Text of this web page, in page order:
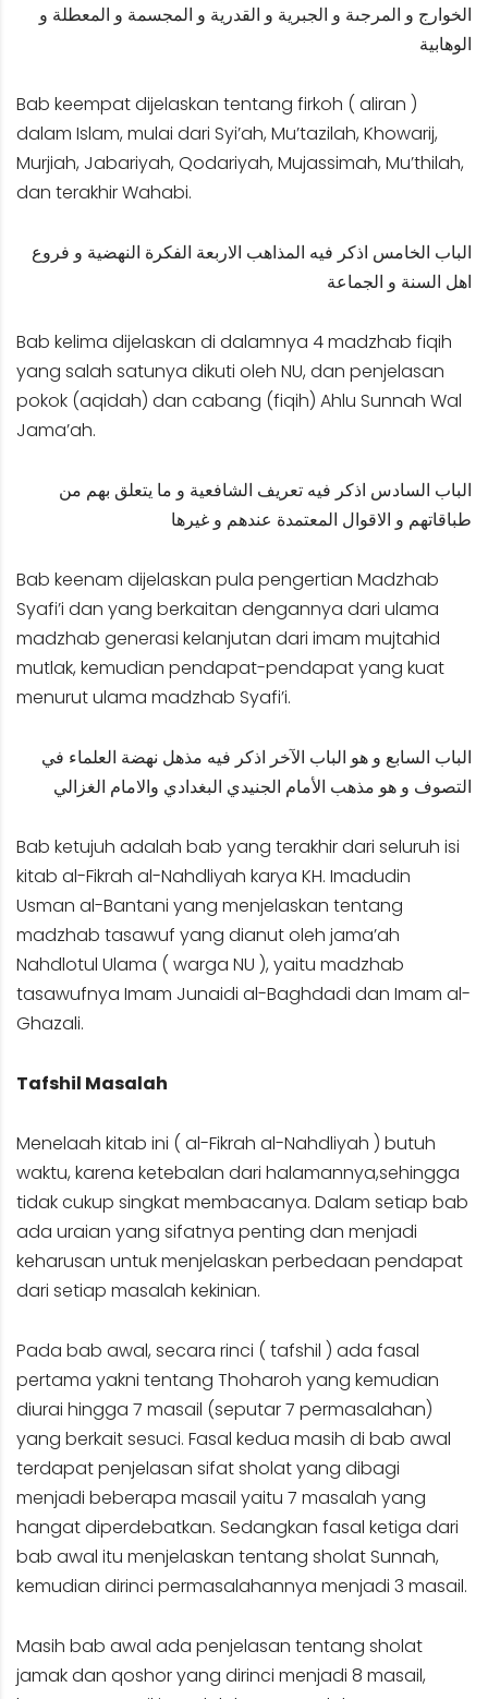
الخوارج و المرجىة و الجبرية و القدرية و المجسمة و المعطلة و
الوهابية
Bab keempat dijelaskan tentang firkoh ( aliran )
dalam Islam, mulai dari Syi’ah, Mu’tazilah, Khowarij,
Murjiah, Jabariyah, Qodariyah, Mujassimah, Mu’thilah,
dan terakhir Wahabi.
الباب الخامس اذكر فيه المذاهب الاربعة الفكرة النهضية و فروع
اهل السنة و الجماعة
Bab kelima dijelaskan di dalamnya 4 madzhab fiqih
yang salah satunya dikuti oleh NU, dan penjelasan
pokok (aqidah) dan cabang (fiqih) Ahlu Sunnah Wal
Jama’ah.
الباب السادس اذكر فيه تعريف الشافعية و ما يتعلق بهم من
طباقاتهم و الاقوال المعتمدة عندهم و غيرها
Bab keenam dijelaskan pula pengertian Madzhab
Syafi’i dan yang berkaitan dengannya dari ulama
madzhab generasi kelanjutan dari imam mujtahid
mutlak, kemudian pendapat-pendapat yang kuat
menurut ulama madzhab Syafi’i.
الباب السابع و هو الباب الآخر اذكر فيه مذهل نهضة العلماء في
التصوف و هو مذهب الأمام الجنيدي البغدادي والامام الغزالي
Bab ketujuh adalah bab yang terakhir dari seluruh isi
kitab al-Fikrah al-Nahdliyah karya KH. Imadudin
Usman al-Bantani yang menjelaskan tentang
madzhab tasawuf yang dianut oleh jama’ah
Nahdlotul Ulama ( warga NU ), yaitu madzhab
tasawufnya Imam Junaidi al-Baghdadi dan Imam al-
Ghazali.
Tafshil Masalah
Menelaah kitab ini ( al-Fikrah al-Nahdliyah ) butuh
waktu, karena ketebalan dari halamannya,sehingga
tidak cukup singkat membacanya. Dalam setiap bab
ada uraian yang sifatnya penting dan menjadi
keharusan untuk menjelaskan perbedaan pendapat
dari setiap masalah kekinian.
Pada bab awal, secara rinci ( tafshil ) ada fasal
pertama yakni tentang Thoharoh yang kemudian
diurai hingga 7 masail (seputar 7 permasalahan)
yang berkait sesuci. Fasal kedua masih di bab awal
terdapat penjelasan sifat sholat yang dibagi
menjadi beberapa masail yaitu 7 masalah yang
hangat diperdebatkan. Sedangkan fasal ketiga dari
bab awal itu menjelaskan tentang sholat Sunnah,
kemudian dirinci permasalahannya menjadi 3 masail.
Masih bab awal ada penjelasan tentang sholat
jamak dan qoshor yang dirinci menjadi 8 masail,